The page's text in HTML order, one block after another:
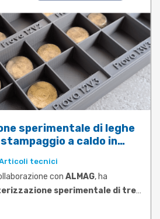
sperimentale di leghe
a caldo in
tecnici
con ALMAG, ha
sperimentale di tre
più utilizzate nello stampaggio